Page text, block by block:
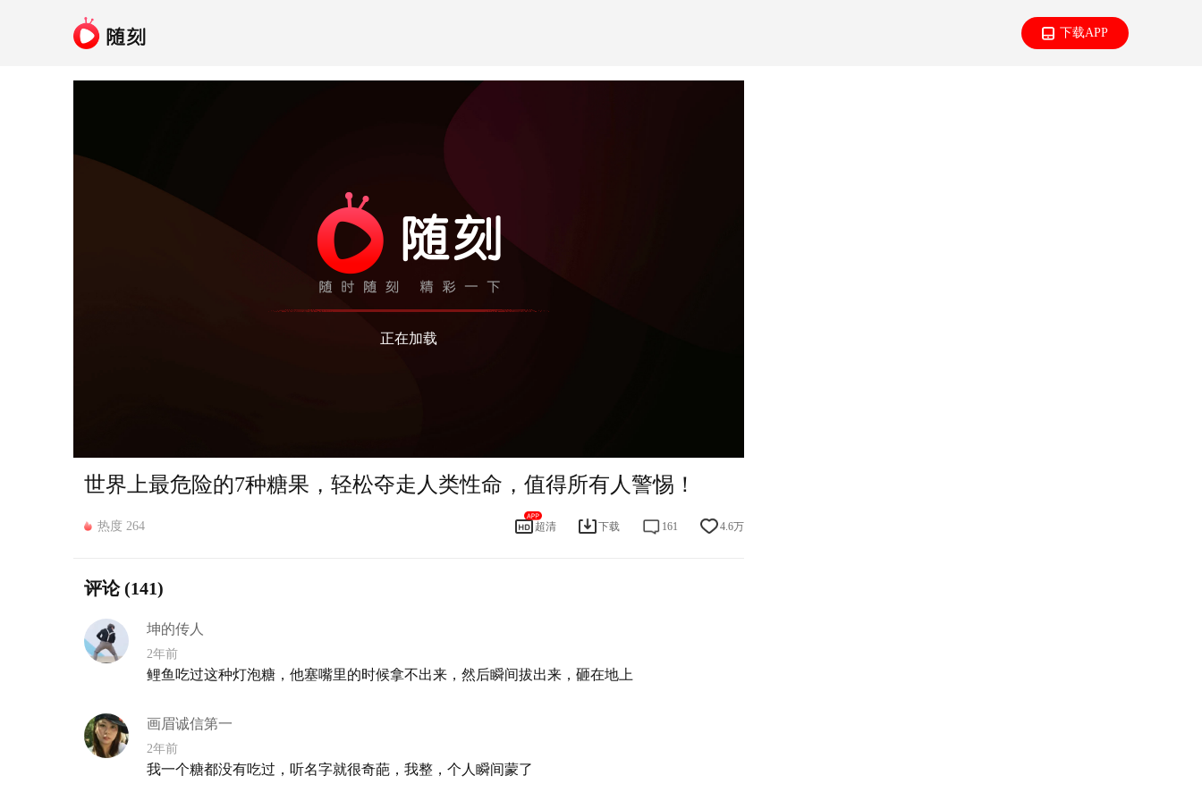
下载APP
正在加载
呃...广告被拦截，无法正常播放了， 38秒后播放正片
关闭拦截插件并刷新页面，可恢复正常
世界上最危险的7种糖果，轻松夺走人类性命，值得所有人警惕！
热度 264 超清 下载 161 4.6万
评论 (141)
坤的传人
2年前
鲤鱼吃过这种灯泡糖，他塞嘴里的时候拿不出来，然后瞬间拔出来，砸在地上
画眉诚信第一
2年前
我一个糖都没有吃过，听名字就很奇葩，我整，个人瞬间蒙了